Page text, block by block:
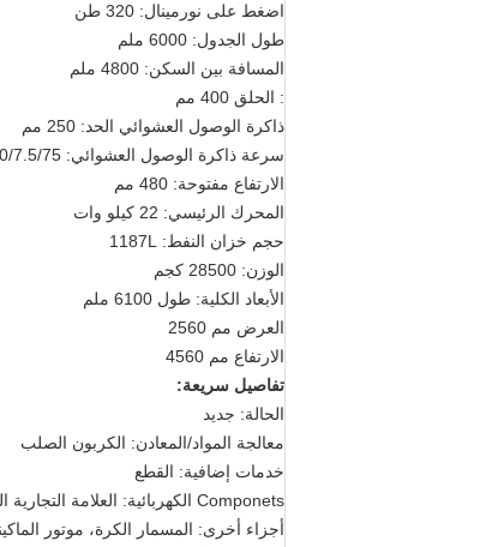
اضغط على نورمينال: 320 طن
طول الجدول: 6000 ملم
المسافة بين السكن: 4800 ملم
: الحلق 400 مم
ذاكرة الوصول العشوائي الحد: 250 مم
سرعة ذاكرة الوصول العشوائي: 70/7.5/75 ملم/ثانية
الارتفاع مفتوحة: 480 مم
المحرك الرئيسي: 22 كيلو وات
حجم خزان النفط: 1187L
الوزن: 28500 كجم
الأبعاد الكلية: طول 6100 ملم
العرض مم 2560
الارتفاع مم 4560
تفاصيل سريعة:
الحالة: جديد
معالجة المواد/المعادن: الكربون الصلب
خدمات إضافية: القطع
Componets الكهربائية: العلامة التجارية الشهيرة شنايدر
أجزاء أخرى: المسمار الكرة، موتور